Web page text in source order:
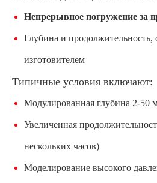
Непрерывное погружение за
Глубина и продолжительность,
изготовителем
Типичные условия включают:
Модулированная глубина 2-50
Увеличенная
нескольких часов)
Моделирование высокого